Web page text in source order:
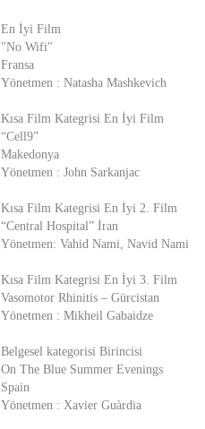
En İyi Film
"No Wifi"
Fransa
Yönetmen : Natasha Mashkevich
Kısa Film Kategrisi En İyi Film
“Cell9”
Makedonya
Yönetmen : John Sarkanjac
Kısa Film Kategrisi En İyi 2. Film
“Central Hospital” İran
Yönetmen: Vahid Nami, Navid Nami
Kısa Film Kategrisi En İyi 3. Film
Vasomotor Rhinitis – Gürcistan
Yönetmen : Mikheil Gabaidze
Belgesel kategorisi Birincisi
On The Blue Summer Evenings
Spain
Yönetmen : Xavier Guàrdia